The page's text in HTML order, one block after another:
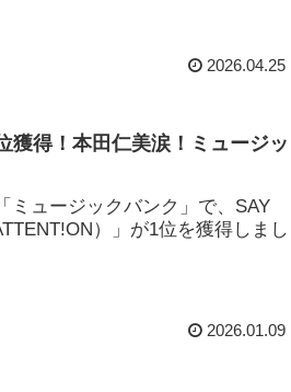
2026.04.25
獲得！本田仁美涙！ミュージッ
ミュージックバンク」で、SAY
）」が1位を獲得しまし
2026.01.09